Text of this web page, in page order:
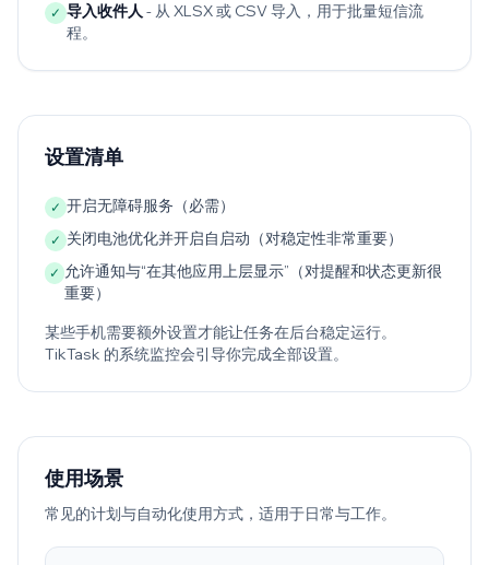
✓ 导入收件人 - 从 XLSX 或 CSV 导入，用于批量短信流
程。
设置清单
✓ 开启无障碍服务（必需）
✓ 关闭电池优化并开启自启动（对稳定性非常重要）
✓ 允许通知与“在其他应用上层显示”（对提醒和状态更新很
重要）
某些手机需要额外设置才能让任务在后台稳定运行。
TikTask 的系统监控会引导你完成全部设置。
使用场景
常见的计划与自动化使用方式，适用于日常与工作。